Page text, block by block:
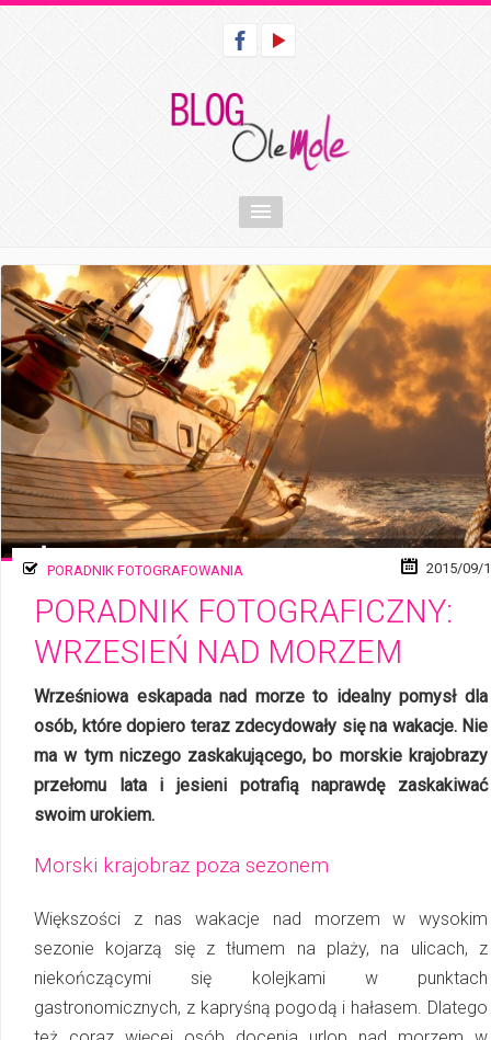
PORADNIK FOTOGRAFOWANIA 2015/09/
PORADNIK FOTOGRAFICZNY:
WRZESIEŃ NAD MORZEM
Wrześniowa eskapada nad morze to idealny pomysł dla
osób, które dopiero teraz zdecydowały się na wakacje. Nie
ma w tym niczego zaskakującego, bo morskie krajobrazy
przełomu lata i jesieni potrafią naprawdę zaskakiwać
swoim urokiem.
Morski krajobraz poza sezonem
Większości z nas wakacje nad morzem w wysokim
sezonie kojarzą się z tłumem na plaży, na ulicach, z
niekończącymi się kolejkami w punktach
gastronomicznych, z kapryśną pogodą i hałasem. Dlatego